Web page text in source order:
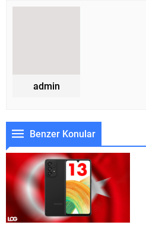
admin
Benzer Konular